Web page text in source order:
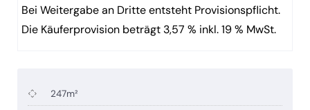
Bei Weitergabe an Dritte entsteht Provisionspflicht.
Die Käuferprovision beträgt 3,57 % inkl. 19 % MwSt.
247m²